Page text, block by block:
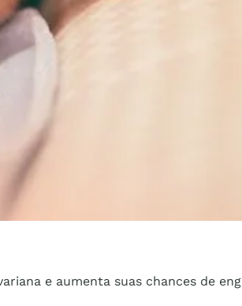
e aumenta suas chances de